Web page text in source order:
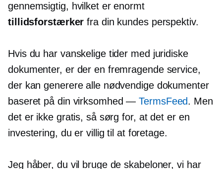
gennemsigtig, hvilket er enormt
tillidsforstærker fra din kundes perspektiv.
Hvis du har vanskelige tider med juridiske
dokumenter, er der en fremragende service,
der kan generere alle nødvendige dokumenter
baseret på din virksomhed —TermsFeed. Men
det er ikke gratis, så sørg for, at det er en
investering, du er villig til at foretage.
Jeg håber, du vil bruge de skabeloner, vi har